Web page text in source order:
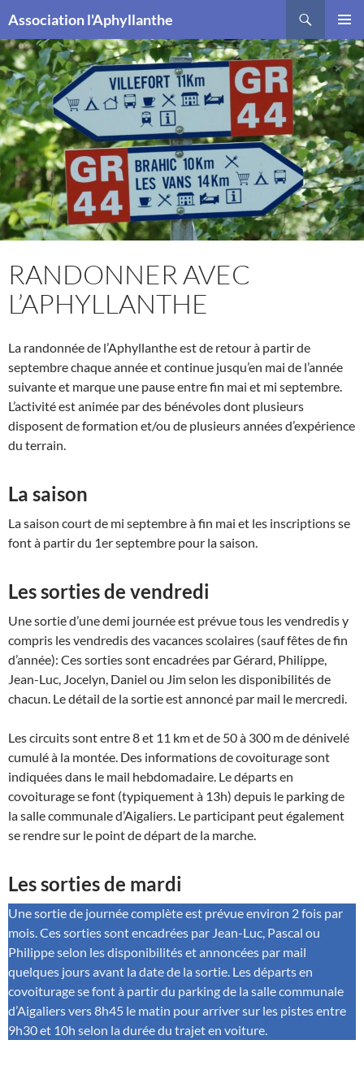
Association l'Aphyllanthe
MENU
AU
CONTENU
RANDONNER AVEC
L’APHYLLANTHE
La randonnée de l’Aphyllanthe est de retour à partir de
septembre chaque année et continue jusqu’en mai de l’année
suivante et marque une pause entre fin mai et mi septembre.
L’activité est animée par des bénévoles dont plusieurs
disposent de formation et/ou de plusieurs années d’expérience
du terrain.
La saison
La saison court de mi septembre à fin mai et les inscriptions se
font à partir du 1er septembre pour la saison.
Les sorties de vendredi
Une sortie d’une demi journée est prévue tous les vendredis y
compris les vendredis des vacances scolaires (sauf fêtes de fin
d’année): Ces sorties sont encadrées par Gérard, Philippe,
Jean-Luc, Jocelyn, Daniel ou Jim selon les disponibilités de
chacun. Le détail de la sortie est annoncé par mail le mercredi.
Les circuits sont entre 8 et 11 km et de 50 à 300 m de dénivelé
cumulé à la montée. Des informations de covoiturage sont
indiquées dans le mail hebdomadaire. Le départs en
covoiturage se font (typiquement à 13h) depuis le parking de
la salle communale d’Aigaliers. Le participant peut également
se rendre sur le point de départ de la marche.
Les sorties de mardi
Une sortie de journée complète est prévue environ 2 fois par
mois. Ces sorties sont encadrées par Jean-Luc, Pascal ou
Philippe selon les disponibilités et annoncées par mail
quelques jours avant la date de la sortie. Les départs en
covoiturage se font à partir du parking de la salle communale
d’Aigaliers vers 8h45 le matin pour arriver sur les pistes entre
9h30 et 10h selon la durée du trajet en voiture.